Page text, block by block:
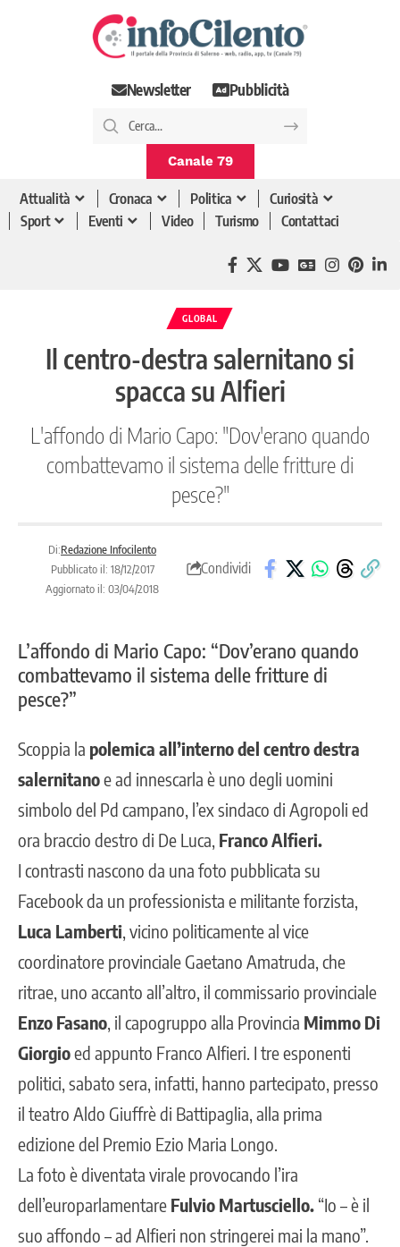
Newsletter Pubblicità
Canale 79
Attualità Cronaca Politica
Curiosità
Sport
Eventi Video Turismo Contattaci
GLOBAL
Il centro-destra salernitano si
spacca su Alfieri
L'affondo di Mario Capo: "Dov'erano quando
combattevamo il sistema delle fritture di
pesce?"
Di:Redazione Infocilento
Pubblicato il: 18/12/2017
Aggiornato il: 03/04/2018
Condividi
L’affondo di Mario Capo: “Dov’erano quando
combattevamo il sistema delle fritture di
pesce?”
Scoppia la polemica all’interno del centro destra
salernitanoe ad innescarla è uno degli uomini
simbolo del Pd campano, l’ex sindaco di Agropoli ed
ora braccio destro di De Luca, Franco Alfieri.
I contrasti nascono da una foto pubblicata su
Facebook da un professionista e militante forzista,
Luca Lamberti , vicino politicamente al vice
coordinatore provinciale Gaetano Amatruda, che
ritrae, uno accanto all’altro, il commissario provinciale
Enzo Fasano , il capogruppo alla Provincia Mimmo Di
Giorgioed appunto Franco Alfieri. I tre esponenti
politici, sabato sera, infatti, hanno partecipato, presso
il teatro Aldo Giuffrè di Battipaglia, alla prima
edizione del Premio Ezio Maria Longo.
La foto è diventata virale provocando l’ira
dell’europarlamentare Fulvio Martusciello. “Io – è il
suo affondo – ad Alfieri non stringerei mai la mano”.